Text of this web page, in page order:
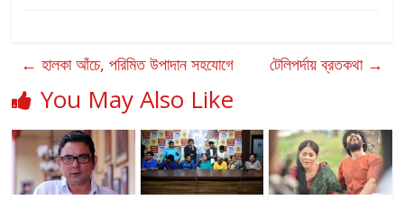
← হালকা আঁচে, পরিমিত উপাদান সহযোগে টেলিপর্দায় ব্রতকথা →
You May Also Like